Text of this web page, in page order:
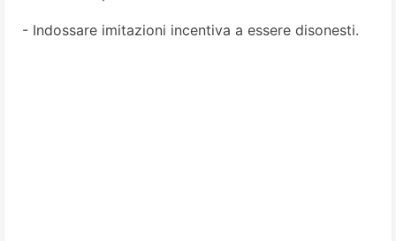
- Indossare imitazioni incentiva a essere disonesti.